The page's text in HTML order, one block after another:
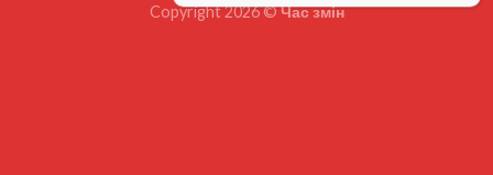
Copyright 2026 ©Час змін